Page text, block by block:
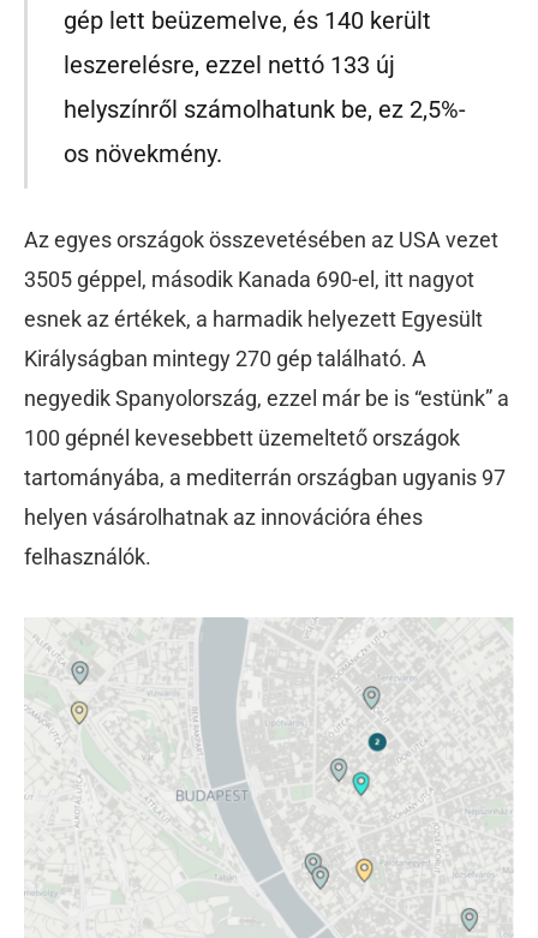
gép lett beüzemelve, és 140 került
leszerelésre, ezzel nettó 133 új
helyszínről számolhatunk be, ez 2,5%-
os növekmény.
Az egyes országok összevetésében az USA vezet
3505 géppel, második Kanada 690-el, itt nagyot
esnek az értékek, a harmadik helyezett Egyesült
Királyságban mintegy 270 gép található. A
negyedik Spanyolország, ezzel már be is “estünk” a
100 gépnél kevesebbett üzemeltető országok
tartományába, a mediterrán országban ugyanis 97
helyen vásárolhatnak az innovációra éhes
felhasználók.